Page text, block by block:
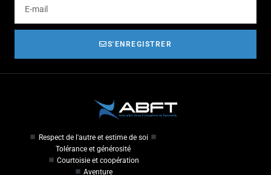
S'ENREGISTRER
Respect de l'autre et estime de soi
Tolérance et générosité
Courtoisie et coopération
Aventure